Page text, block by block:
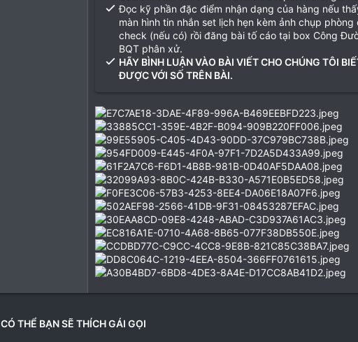
Đọc kỹ phần đặc điểm nhận dạng của hàng nếu
màn hình tin nhắn set lịch hẹn kèm ảnh chụp
check (nếu có) rồi đăng bài tố cáo tại box Công
BQT phân xử.
HÃY BÌNH LUẬN VÀO BÀI VIẾT CHO CHÚNG TÔI
ĐƯỢC VỚI SỐ TRÊN BÀI.
CÓ THỂ BẠN SẼ THÍCH GÁI GỌI